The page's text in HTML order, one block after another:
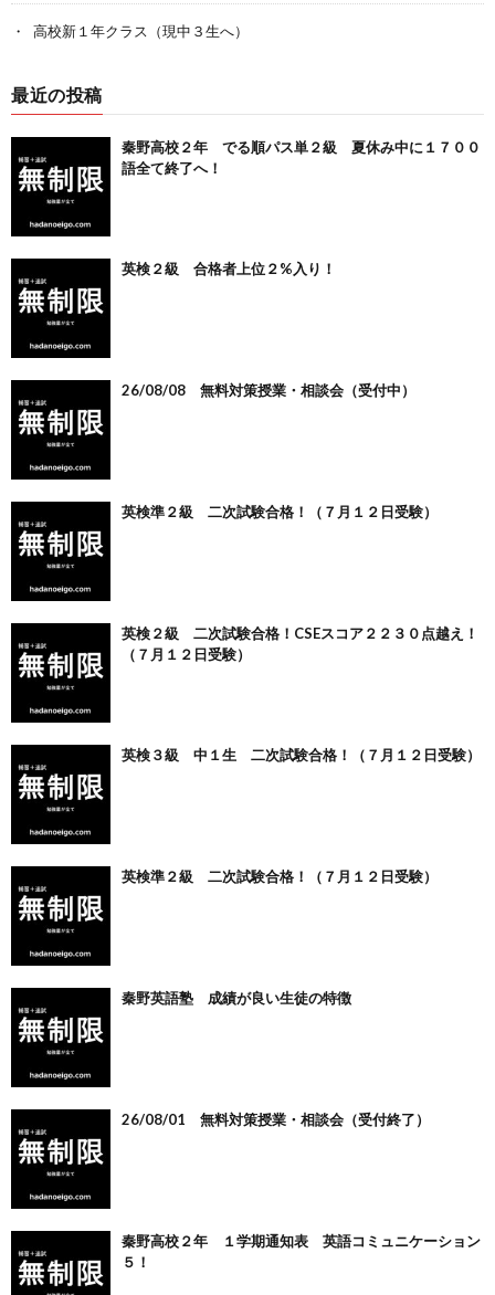
高校新１年クラス（現中３生へ）
最近の投稿
秦野高校２年 でる順パス単２級 夏休み中に１７００
語全て終了へ！
英検２級 合格者上位２%入り！
26/08/08 無料対策授業・相談会（受付中）
英検準２級 二次試験合格！（７月１２日受験）
英検２級 二次試験合格！CSEスコア２２３０点越え！
（７月１２日受験）
英検３級 中１生 二次試験合格！（７月１２日受験）
英検準２級 二次試験合格！（７月１２日受験）
秦野英語塾 成績が良い生徒の特徴
26/08/01 無料対策授業・相談会（受付終了）
秦野高校２年 １学期通知表 英語コミュニケーション
５！